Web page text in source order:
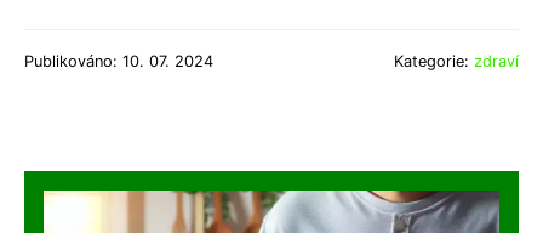
Publikováno: 10. 07. 2024 Kategorie: zdraví